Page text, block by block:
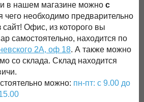
в нашем магазине можно с
чего необходимо предварительно
сайт! Офис, из которого вы
самостоятельно, находится по
2А, оф 18. А также можно
со склада. Склад находится
можно: пн-пт: с 9.00 до